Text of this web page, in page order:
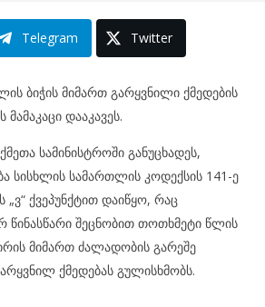
Telegram Twitter
ბიჭის მიმართ გარყვნილი ქმედების
დააკავეს.
სამინისტროში განუცხადეს,
სისხლის სამართლის კოდექსის 141-ე
„ვ“ ქვეპუნქტით დაიწყო, რაც
წინასწარი შეცნობით თოთხმეტი წლის
მიმართ ძალადობის გარეშე
ქმედებას გულისხმობს.